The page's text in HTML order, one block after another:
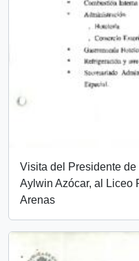
Visita del Presidente
Aylwin Azócar, al Liceo
Arenas